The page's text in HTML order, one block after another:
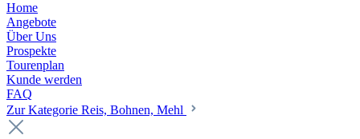
Home
Angebote
Über Uns
Prospekte
Tourenplan
Kunde werden
FAQ
Zur Kategorie Reis, Bohnen, Mehl